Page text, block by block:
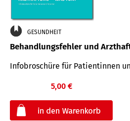
GESUNDHEIT
Behandlungsfehler und
Infobroschüre für Patientinnen
5,00 €